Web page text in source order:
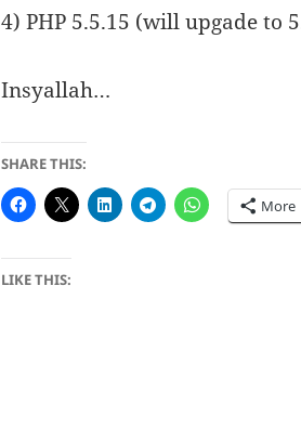
4) PHP 5.5.15 (will upgade to
Insyallah…
SHARE THIS:
More
LIKE THIS: